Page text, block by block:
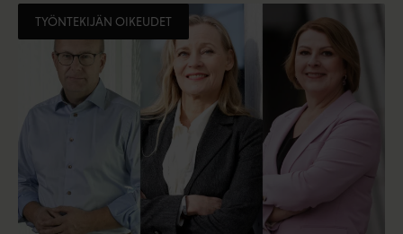
TYÖNTEKIJÄN OIKEUDET